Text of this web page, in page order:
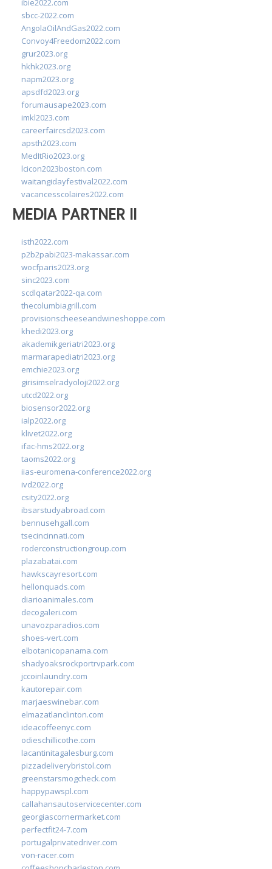
ibie2022.com
sbcc-2022.com
AngolaOilAndGas2022.com
Convoy4Freedom2022.com
grur2023.org
hkhk2023.org
napm2023.org
apsdfd2023.org
forumausape2023.com
imkl2023.com
careerfaircsd2023.com
apsth2023.com
MedItRio2023.org
lcicon2023boston.com
waitangidayfestival2022.com
vacancesscolaires2022.com
MEDIA PARTNER II
isth2022.com
p2b2pabi2023-makassar.com
wocfparis2023.org
sinc2023.com
scdlqatar2022-qa.com
thecolumbiagrill.com
provisionscheeseandwineshoppe.com
khedi2023.org
akademikgeriatri2023.org
marmarapediatri2023.org
emchie2023.org
girisimselradyoloji2022.org
utcd2022.org
biosensor2022.org
ialp2022.org
klivet2022.org
ifac-hms2022.org
taoms2022.org
iias-euromena-conference2022.org
ivd2022.org
csity2022.org
ibsarstudyabroad.com
bennusehgall.com
tsecincinnati.com
roderconstructiongroup.com
plazabatai.com
hawkscayresort.com
hellonquads.com
diarioanimales.com
decogaleri.com
unavozparadios.com
shoes-vert.com
elbotanicopanama.com
shadyoaksrockportrvpark.com
jccoinlaundry.com
kautorepair.com
marjaeswinebar.com
elmazatlanclinton.com
ideacoffeenyc.com
odieschillicothe.com
lacantinitagalesburg.com
pizzadeliverybristol.com
greenstarsmogcheck.com
happypawspl.com
callahansautoservicecenter.com
georgiascornermarket.com
perfectfit24-7.com
portugalprivatedriver.com
von-racer.com